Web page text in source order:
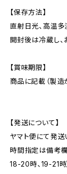
【保存方法】
直射日光、高温
開封後は冷蔵し、
【賞味期限】
商品に記載（製造
【発送について】
ヤマト便にて発送
時間指定は備考欄
18-20時、19-21時